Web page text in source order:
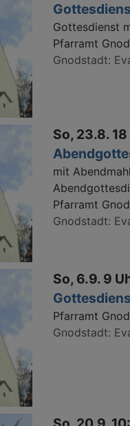
Gottesdienst
Pfarramt
Gnodstadt
So, 23.8.
mit Abendmahl
Pfarramt
Gnodstadt
So, 6.9. 9
Pfarramt
Gnodstadt